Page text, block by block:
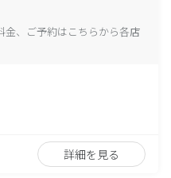
、ご予約はこちらから各店
詳細を見る